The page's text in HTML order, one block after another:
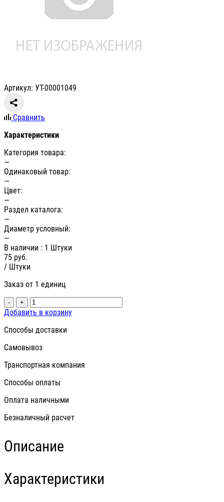
Артикул: УТ-00001049
Сравнить
Характеристики
Категория товара:
—
Одинаковый товар:
—
Цвет:
—
Раздел каталога:
—
Диаметр условный:
—
В наличии : 1 Штуки
75 руб.
/ Штуки
Заказ от 1 единиц
- +
Добавить в корзину
Способы доставки
Самовывоз
Транспортная компания
Способы оплаты
Оплата наличными
Безналичный расчет
Описание
Характеристики